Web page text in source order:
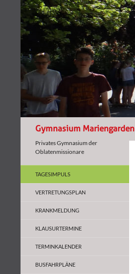
Gymnasium Mariengarden
Gymnasium Mariengarden
Gymn. Mariengarden
Mariengarden
Privates Gymnasium der
Oblatenmissionare
TAGESIMPULS
VERTRETUNGSPLAN
KRANKMELDUNG
KLAUSURTERMINE
TERMINKALENDER
BUSFAHRPLÄNE